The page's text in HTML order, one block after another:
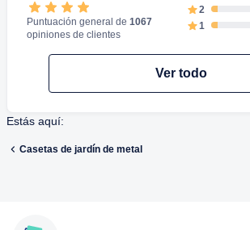
Puntuación general de 1067
opiniones de clientes
2
1
Ver todo
Estás aquí:
Casetas de jardín de metal